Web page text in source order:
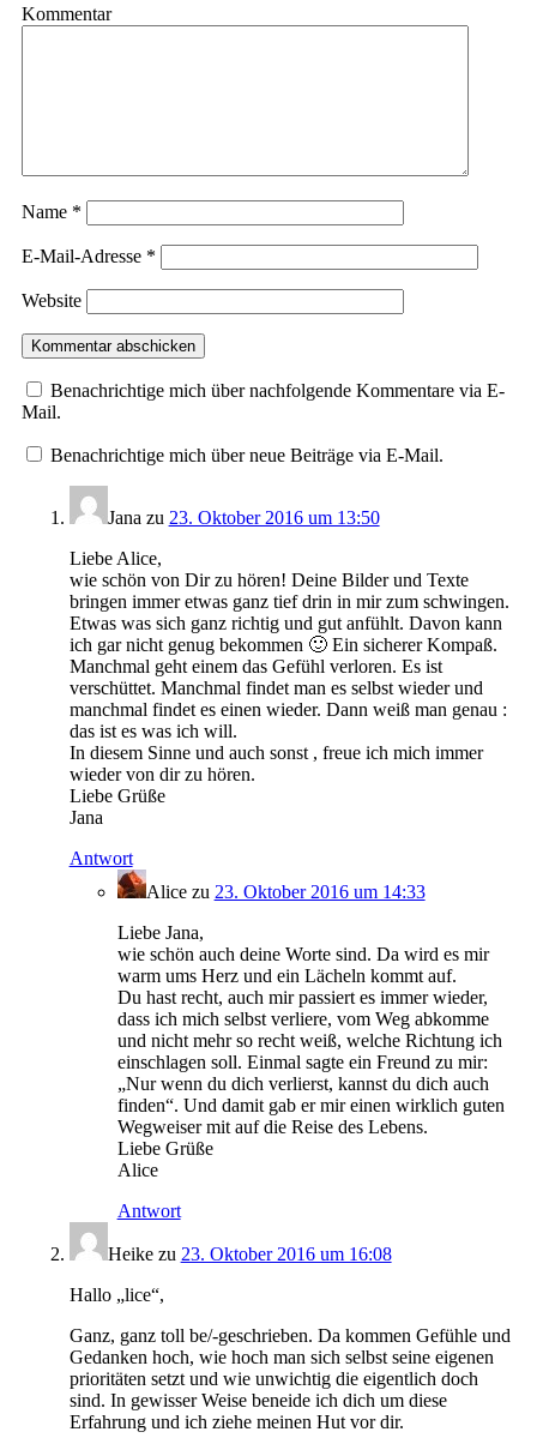
Kommentar
Name *
E-Mail-Adresse *
Website
Benachrichtige mich über nachfolgende Kommentare via E-
Mail.
Benachrichtige mich über neue Beiträge via E-Mail.
Jana zu 23. Oktober 2016 um 13:50
Liebe Alice,
wie schön von Dir zu hören! Deine Bilder und Texte
bringen immer etwas ganz tief drin in mir zum schwingen.
Etwas was sich ganz richtig und gut anfühlt. Davon kann
ich gar nicht genug bekommen 🙂 Ein sicherer Kompaß.
Manchmal geht einem das Gefühl verloren. Es ist
verschüttet. Manchmal findet man es selbst wieder und
manchmal findet es einen wieder. Dann weiß man genau :
das ist es was ich will.
In diesem Sinne und auch sonst , freue ich mich immer
wieder von dir zu hören.
Liebe Grüße
Jana
Antwort
Alicezu 23. Oktober 2016 um 14:33
Liebe Jana,
wie schön auch deine Worte sind. Da wird es mir
warm ums Herz und ein Lächeln kommt auf.
Du hast recht, auch mir passiert es immer wieder,
dass ich mich selbst verliere, vom Weg abkomme
und nicht mehr so recht weiß, welche Richtung ich
einschlagen soll. Einmal sagte ein Freund zu mir:
„Nur wenn du dich verlierst, kannst du dich auch
finden“. Und damit gab er mir einen wirklich guten
Wegweiser mit auf die Reise des Lebens.
Liebe Grüße
Alice
Antwort
Heikezu 23. Oktober 2016 um 16:08
Hallo „lice“,
Ganz, ganz toll be/-geschrieben. Da kommen Gefühle und
Gedanken hoch, wie hoch man sich selbst seine eigenen
prioritäten setzt und wie unwichtig die eigentlich doch
sind. In gewisser Weise beneide ich dich um diese
Erfahrung und ich ziehe meinen Hut vor dir.